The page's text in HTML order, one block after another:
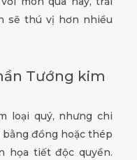
sẽ thú vị hơn nhiều
Tướng kim
loại quý, nhưng chi
đồng hoặc thép
họa tiết độc quyền.